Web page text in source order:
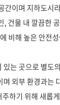
간이며 지하도시
, 건물 내 깔끔한
비해 높은 안전
는 곳으로 별도
외부 환경과는
하기 위해 새롭